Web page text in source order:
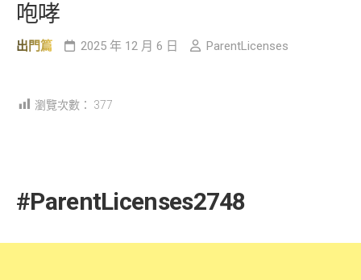
咆哮
出門篇 2025 年 12 月 6 日 ParentLicenses
瀏覽次數： 377
#ParentLicenses2748